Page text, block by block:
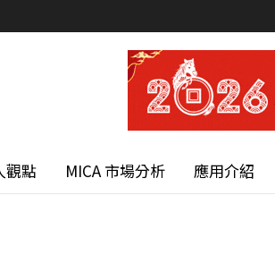
觀點 MICA 市場分析 應用介紹